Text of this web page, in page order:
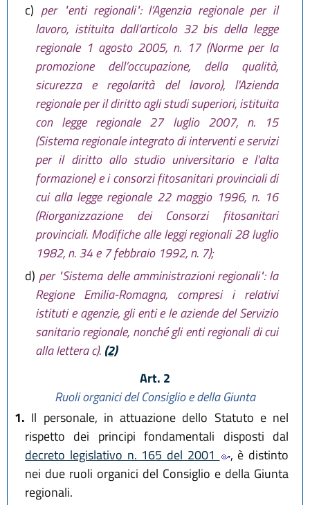
c) per "enti regionali": l’Agenzia regionale per il
lavoro, istituita dall’articolo 32 bis della legge
regionale 1 agosto 2005, n. 17 (Norme per la
promozione dell’occupazione, della qualità,
sicurezza e regolarità del lavoro), l'Azienda
regionale per il diritto agli studi superiori, istituita
con legge regionale 27 luglio 2007, n. 15
(Sistema regionale integrato di interventi e servizi
per il diritto allo studio universitario e l'alta
formazione) e i consorzi fitosanitari provinciali di
cui alla legge regionale 22 maggio 1996, n. 16
(Riorganizzazione dei Consorzi fitosanitari
provinciali. Modifiche alle leggi regionali 28 luglio
1982, n. 34 e 7 febbraio 1992, n. 7);
d) per "Sistema delle amministrazioni regionali": la
Regione Emilia-Romagna, compresi i relativi
istituti e agenzie, gli enti e le aziende del Servizio
sanitario regionale, nonché gli enti regionali di cui
alla lettera c). (2)
Art. 2
Ruoli organici del Consiglio e della Giunta
1. Il personale, in attuazione dello Statuto e nel
rispetto dei principi fondamentali disposti dal
decreto legislativo n. 165 del 2001
, è distinto
nei due ruoli organici del Consiglio e della Giunta
regionali.